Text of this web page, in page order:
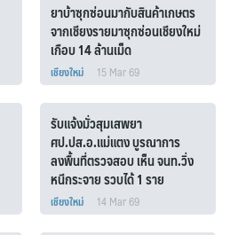
ยาบ้าซุกซ่อนมากับสินค้าเกษตร
จากเชียงรายมาซุกซ่อนเชียงใหม่
เกือบ 14 ล้านเม็ด
เชียงใหม่ 15 Mar 69
รับแจ้งมั่วสุมเสพยา
ศป.ปส.อ.แม่แตง บูรณาการ
ลงพื้นที่ตรวจสอบ เห็น จนท.วิ่ง
หนีกระจาย รวบได้ 1 ราย
เชียงใหม่ 14 Mar 69